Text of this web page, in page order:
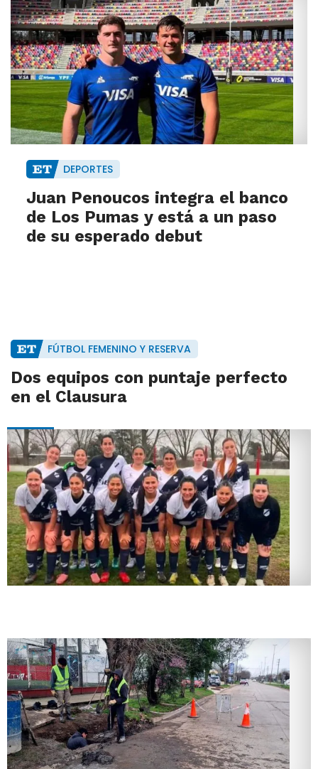
DEPORTES
Juan Penoucos integra el banco
de Los Pumas y está a un paso
de su esperado debut
FÚTBOL FEMENINO Y RESERVA
Dos equipos con puntaje perfecto
en el Clausura